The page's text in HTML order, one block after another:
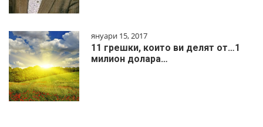
януари 15, 2017
11 грешки, които ви делят от…1
милиoн дoлapa…